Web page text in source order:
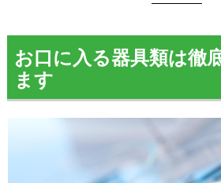
お口に入る器具類は徹
ます